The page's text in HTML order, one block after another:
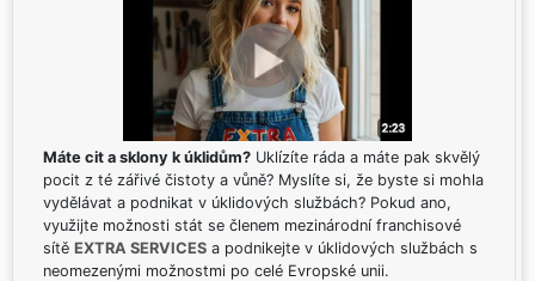
Máte cit a sklony k úklidům? Uklízíte ráda a máte pak skvělý
pocit z té zářivé čistoty a vůně? Myslíte si, že byste si mohla
vydělávat a podnikat v úklidových službách? Pokud ano,
využijte možnosti stát se členem mezinárodní franchisové
sítě EXTRA SERVICES a podnikejte v úklidových službách s
neomezenými možnostmi po celé Evropské unii.